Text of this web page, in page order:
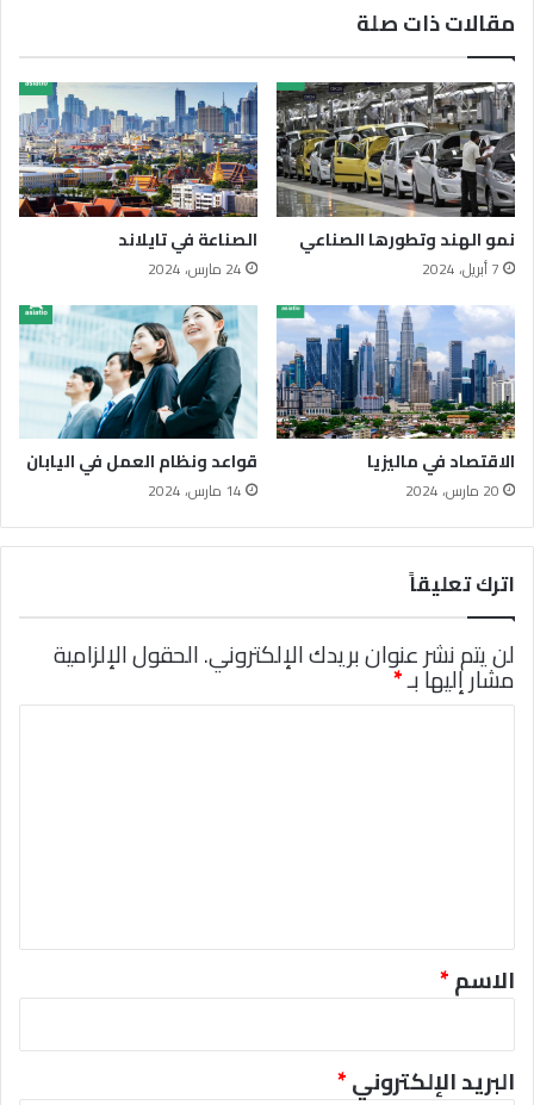
مقالات ذات صلة
نمو الهند وتطورها الصناعي
7 أبريل، 2024
الصناعة في تايلاند
24 مارس، 2024
الاقتصاد في ماليزيا
20 مارس، 2024
قواعد ونظام العمل في اليابان
14 مارس، 2024
اترك تعليقاً
لن يتم نشر عنوان بريدك الإلكتروني.الحقول الإلزامية
مشار إليها بـ*
ق
*
الاسم*
البريد الإلكتروني*